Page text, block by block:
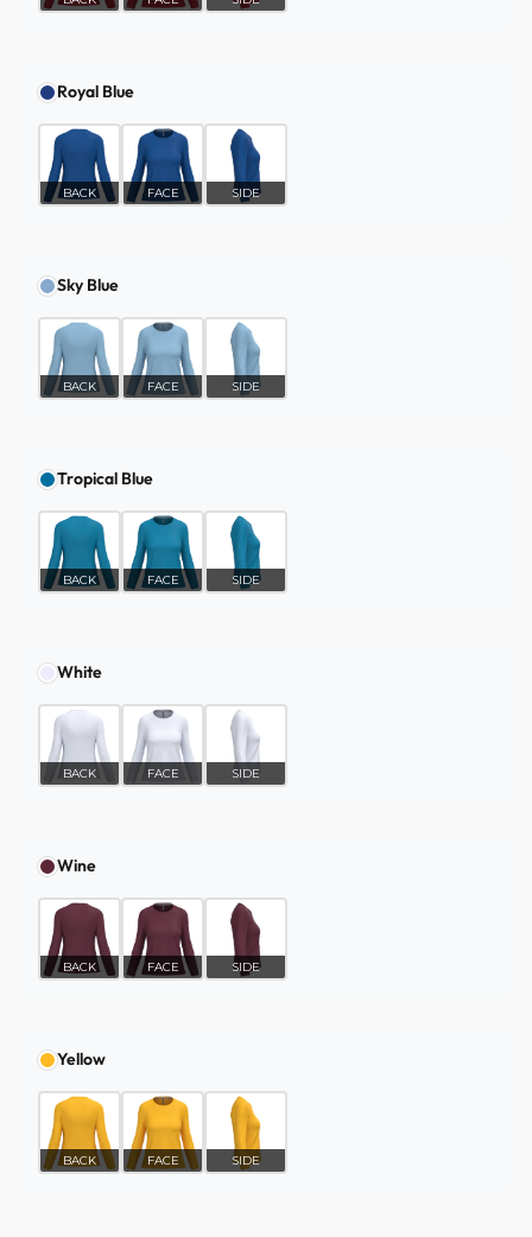
Royal Blue
BACK FACE SIDE
Sky Blue
BACK FACE SIDE
Tropical Blue
BACK FACE SIDE
White
BACK FACE SIDE
Wine
BACK FACE SIDE
Yellow
BACK FACE SIDE